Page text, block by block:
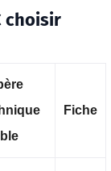
choisir
Fiche